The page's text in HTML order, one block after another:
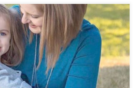
tych chorób… Kentucky może pozwolić ci
Niektórzy republikanie i
wzywają Kentucky do zalegalizowania w
i pozwolenia ludziom na
terapii różnych […]